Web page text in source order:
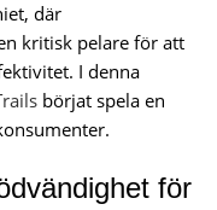
där
kritisk pelare för att
I denna
börjat spela en
för